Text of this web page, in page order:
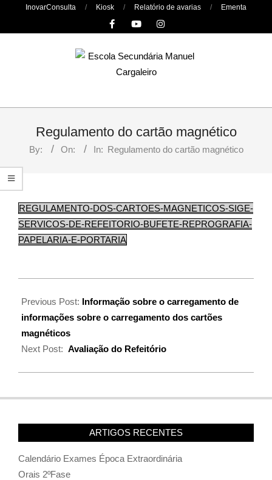
InovarConsulta Kiosk Relatório de avarias Ementa
Primary
Regulamento do cartão magnético
By: On: In: Regulamento do cartão magnético
REGULAMENTO-DOS-CARTOES-MAGNETICOS-SIGE-
SERVICOS-DE-REFEITORIO-BUFETE-REPROGRAFIA-
PAPELARIA-E-PORTARIA
Previous Post: Informação sobre o carregamento de
informações sobre o carregamento dos cartões
magnéticos
Next Post: Avaliação do Refeitório
ARTIGOS RECENTES
Calendário Exames Época Extraordinária
Orais 2ºFase